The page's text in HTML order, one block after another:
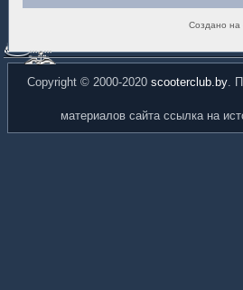
Создано на
Copyright © 2000-2020 scooterclub.by.
материалов сайта ссылка на